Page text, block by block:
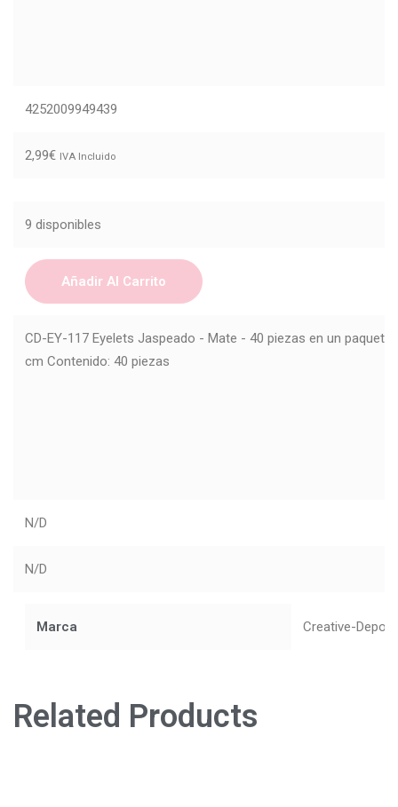
4252009949439
2,99€ IVA Incluido
9 disponibles
Añadir Al Carrito
CD-EY-117 Eyelets Jaspeado - Mate - 40 piezas en un paquete
cm Contenido: 40 piezas
N/D
N/D
Marca Creative-Depot
Related Products